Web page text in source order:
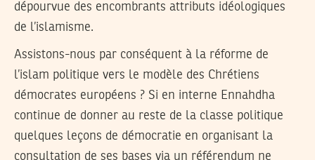
dépourvue des encombrants attributs idéologiques
de l’islamisme.
Assistons-nous par conséquent à la réforme de
l’islam politique vers le modèle des Chrétiens
démocrates européens ? Si en interne Ennahdha
continue de donner au reste de la classe politique
quelques leçons de démocratie en organisant la
consultation de ses bases via un référendum ne